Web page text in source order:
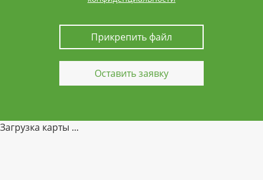
Прикрепить файл
Загрузка карты ...